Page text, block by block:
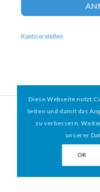
Konto erstellen
© 2026 HAMBURGER*MIT HERZ
Diese Webseite nutzt
Seiten und damit das
zu verbessern.
unserer
OK